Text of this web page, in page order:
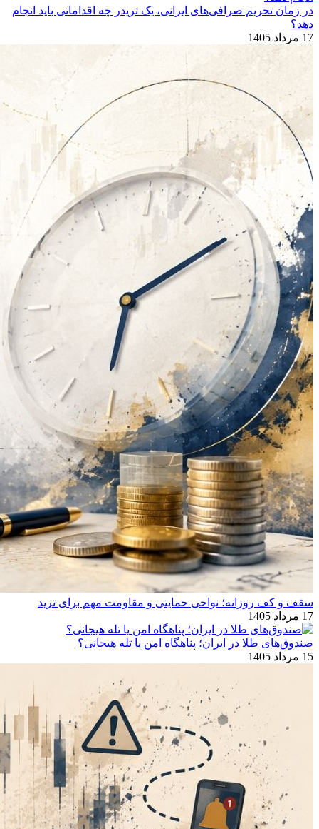
در زمان تحریم صرافی‌های ایرانی، یک تریدر چه اقداماتی باید انجام
دهد؟
17 مرداد 1405
سقف و کف روزانه؛ نواحی حمایتی و مقاومت مهم برای ترید
17 مرداد 1405
صندوق‌های طلا در ایران؛ پناهگاه امن یا تله هیجانی؟
15 مرداد 1405